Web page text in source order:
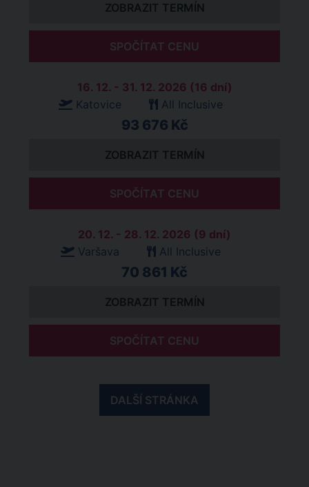
ZOBRAZIT TERMÍN
SPOČÍTAT CENU
16. 12. - 31. 12. 2026 (16 dní)
Katovice
All Inclusive
93 676 Kč
ZOBRAZIT TERMÍN
SPOČÍTAT CENU
20. 12. - 28. 12. 2026 (9 dní)
Varšava
All Inclusive
70 861 Kč
ZOBRAZIT TERMÍN
SPOČÍTAT CENU
DALŠÍ STRÁNKA